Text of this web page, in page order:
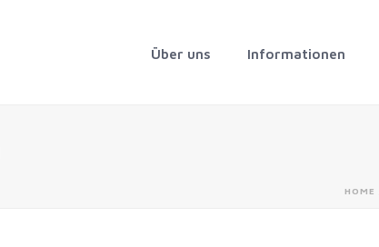
Über uns Informationen
HOME